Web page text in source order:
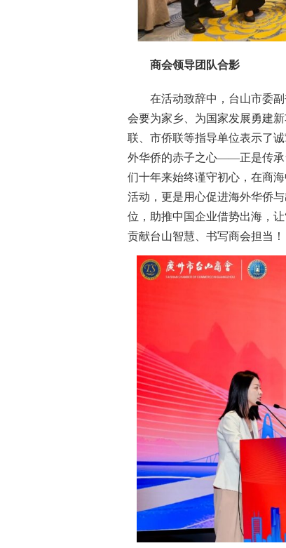
商会领导团队合影
在活动致辞中，台山市委
会要为家乡、为国家发展勇建
联、市侨联等指导单位表示了
外华侨的赤子之心——正是传承
们十年来始终谨守初心，在商
活动，更是用心促进海外华侨
位，助推中国企业借势出海，
贡献台山智慧、书写商会担当！